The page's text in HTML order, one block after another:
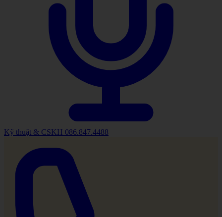
Kỹ thuật & CSKH 086.847.4488